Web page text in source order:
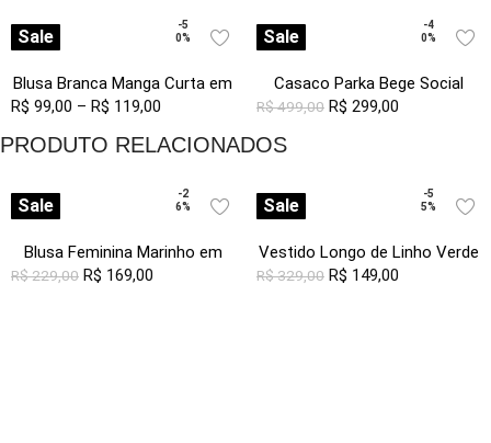
Sale
-5
0%
Blusa Branca Manga Curta em
Viscose com Linho Sob
R$ 99,00 – R$ 119,00
Sale
-4
0%
Casaco Parka Bege Social
Forrada com Capuz Sob
R$499,00 R$ 299,00
PRODUTO RELACIONADOS
Sale
-2
6%
Blusa Feminina Marinho em
Viscose Manga 3/4 Bordada
R$229,00 R$ 169,00
Sale
-5
5%
Vestido Longo de Linho Verde
Gola V com Bolsos Sob
R$329,00 R$ 149,00